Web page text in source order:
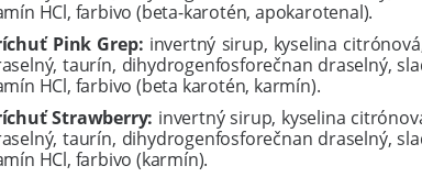
HCl, farbivo (beta-karotén, apokarotenal).
Pink Grep: invertný sirup, kyselina
taurín, dihydrogenfosforečnan draselný,
HCl, farbivo (beta karotén, karmín).
Strawberry: invertný sirup, kyselina
taurín, dihydrogenfosforečnan draselný,
HCl, farbivo (karmín).